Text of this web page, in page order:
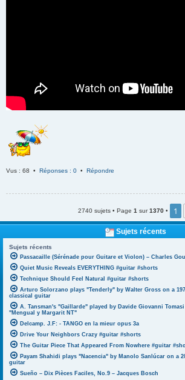
Vus : 68 • Réponses : 0 • Répondre
2740 sujets • Page 1 sur1370 • 1
Sujets récents
Sujets récents
Passacaille (Sérénade pour Guitare et Violon) – Charles
Quiet Music Reveals EVERYTHING #guitar #shorts
Technique Should Feel Natural #guitar #shorts
Arturo Solorzano plays "Tenderly" by Walter Gross on a
classical guitar
A. Tansman's "Gaillarde" played by Davide Giovanni
"Mengual y Margarit NT"
Delcamp. J.F: - TANGO en la mieur opus 3a
Drive Your Neighbors Crazy #guitar #shorts
The Guitar Piece That Appeared From Nowhere #guitar
Payam Shahidi plays "Nacencia" by Manolo Sanlúcar on a
guitar
Sueño – Dix Pièces Faciles, No.9 – Jacques Bosch